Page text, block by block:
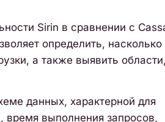
Sirin в сравнении с
определить, насколько
а также выявить
данных, характерной для
время выполнения запросов,